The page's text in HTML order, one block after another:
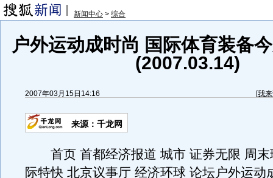
新闻中心 > 综合
户外运动成时尚 国际体育装备
(2007.03.14)
2007年03月15日14:16 [我
来源：千龙网
首页 首都经济报道 城市 证券无限 周末
际特快 北京议事厅 经济环球 论坛户外运动